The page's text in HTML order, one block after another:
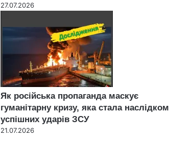
27.07.2026
Як російська пропаганда маскує
гуманітарну кризу, яка стала наслідком
успішних ударів ЗСУ
21.07.2026